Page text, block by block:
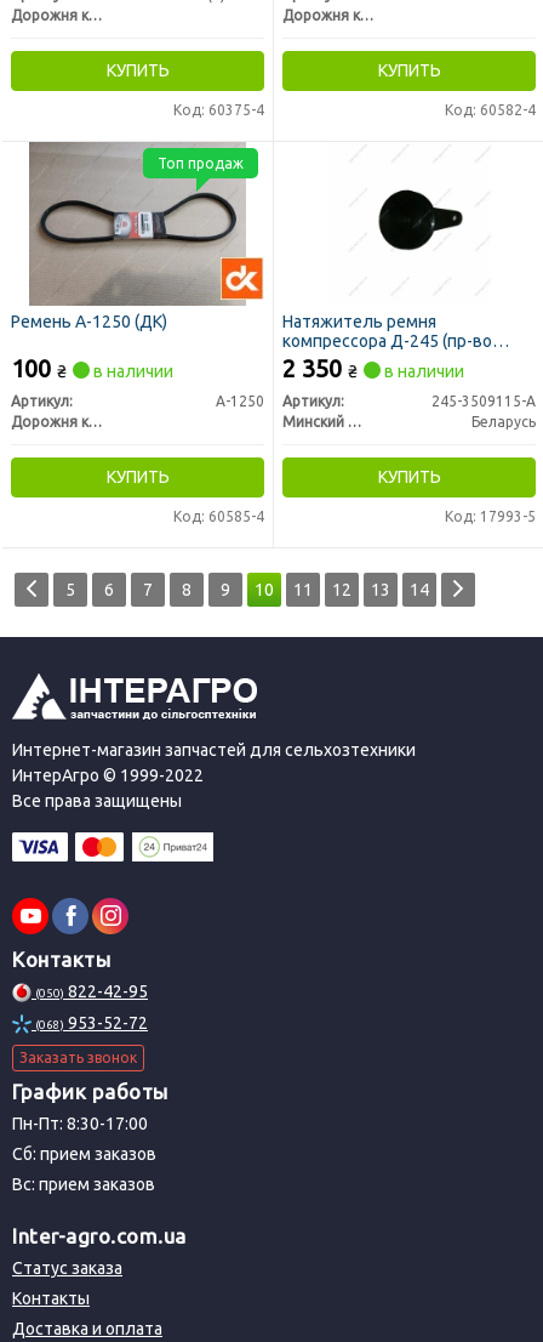
Дорожня карта
КУПИТЬ
Код: 60375-4
Дорожня карта
КУПИТЬ
Код: 60582-4
Ремень А-1250 (ДК)
100 ₴ в наличии
Артикул:
А-1250
Дорожня карта
КУПИТЬ
Код: 60585-4
Топ продаж
Натяжитель ремня
компрессора Д-245 (пр-во
ММЗ)
2 350 ₴ в наличии
Артикул:
245-3509115-А
Минский Моторный Завод
Беларусь
КУПИТЬ
Код: 17993-5
5 6 7 8 9 10 11 12 13 14
Интернет-магазин запчастей для сельхозтехники
ИнтерАгро © 1999-2022
Все права защищены
Контакты
(050) 822-42-95
(068) 953-52-72
Заказать звонок
График работы
Пн-Пт: 8:30-17:00
Сб: прием заказов
Вс: прием заказов
Inter-agro.com.ua
Статус заказа
Контакты
Доставка и оплата